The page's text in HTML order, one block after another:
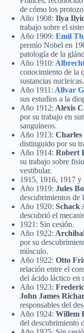
de cómo los
Año 1908: Ilya
trabajo sobre el
Año 1909: Emil
premio Nobel en
patología de la
Año 1910:
conocimiento de la
sustancias nucleicas.
Año 1911: Allvar
sus estudios a la
Año 1912: Alexis
por su trabajo en
sanguíneos.
Año 1913:
distinguido por su
Año 1914: Robert
su trabajo sobre
vestibular.
1915, 1916, 1917 y
Año 1919: Jules
descubrimientos de
Año 1920: Schack
descubrió el
1921: Sin cesión.
Año 1922:
por su
músculo.
Año 1922: Otto
relación entre el
del ácido láctico en
Año 1923:
John James
responsables del
Año 1924: Willem
del descubrimiento